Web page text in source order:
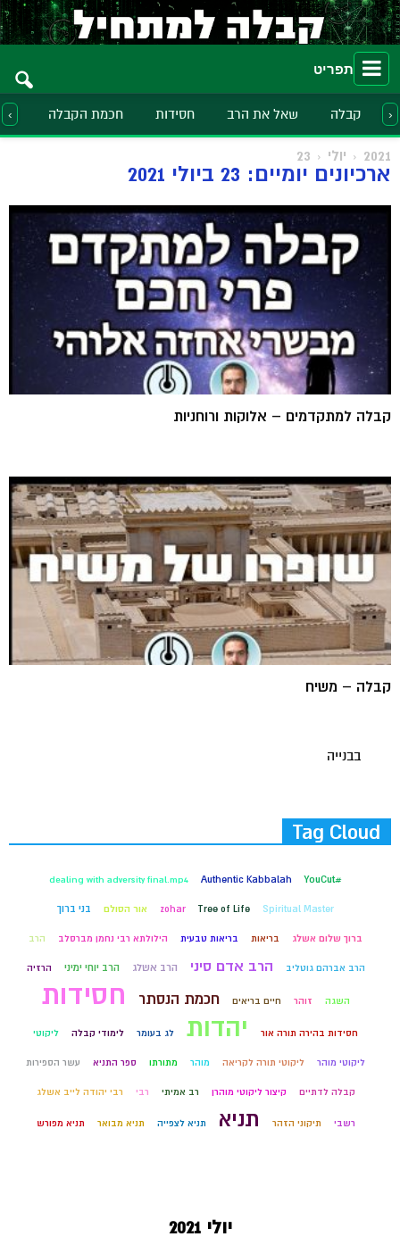
תפריט
קבלה שאל את הרב חסידות חכמת הקבלה ›
‹
2021 יולי 23
ארכיונים יומיים: 23 ביולי 2021
קבלה למתקדמים – אלוקות ורוחניות
קבלה – משיח
בבנייה
Tag Cloud
#YouCut
Authentic Kabbalah
dealing with adversity final.mp4
Spiritual Master
Tree of Life
zohar אור הסולם בני ברוך
ברוך שלום אשלג בריאות בריאות טבעית הילולתא רבי נחמן מברסלב הרב
הרב אברהם גוטליב הרב אדם סיני הרב אשלג הרב יוחי ימיני הרזיה
השגה זוהר חיים בריאים חכמת הנסתר חסידות
חסידות בהירה תורה אור יהדות לג בעומר לימודי קבלה ליקוטי
ליקוטי מוהר ליקוטי תורה לקריאה מוהר מתורתו ספר התניא עשר הספירות
קבלה לדתיים קיצור ליקוטי מוהרן רב אמיתי רבי רבי יהודה לייב אשלג
רשבי תיקוני הזהר תניא תניא לצפייה תניא מבואר תניא מפורש
יולי 2021